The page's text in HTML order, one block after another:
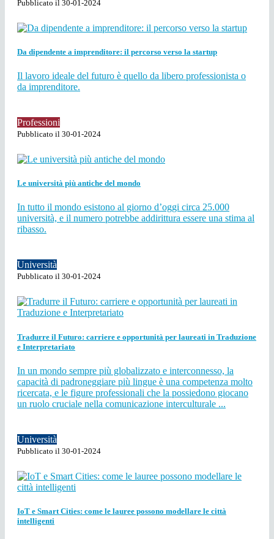
Pubblicato il 30-01-2024
Da dipendente a imprenditore: il percorso verso la startup
Il lavoro ideale del futuro è quello da libero professionista o
da imprenditore.
Professioni
Pubblicato il 30-01-2024
Le università più antiche del mondo
In tutto il mondo esistono al giorno d’oggi circa 25.000
università, e il numero potrebbe addirittura essere una stima al
ribasso.
Università
Pubblicato il 30-01-2024
Tradurre il Futuro: carriere e opportunità per laureati in Traduzione
e Interpretariato
In un mondo sempre più globalizzato e interconnesso, la
capacità di padroneggiare più lingue è una competenza molto
ricercata, e le figure professionali che la possiedono giocano
un ruolo cruciale nella comunicazione interculturale ...
Università
Pubblicato il 30-01-2024
IoT e Smart Cities: come le lauree possono modellare le città
intelligenti